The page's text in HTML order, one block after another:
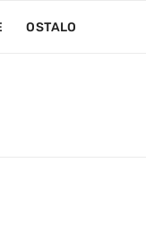
OSTALO